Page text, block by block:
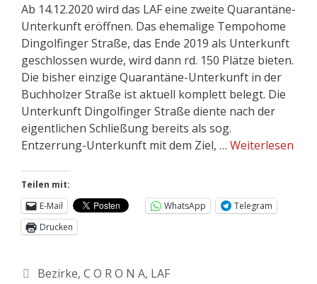
Ab 14.12.2020 wird das LAF eine zweite Quarantäne-
Unterkunft eröffnen. Das ehemalige Tempohome
Dingolfinger Straße, das Ende 2019 als Unterkunft
geschlossen wurde, wird dann rd. 150 Plätze bieten.
Die bisher einzige Quarantäne-Unterkunft in der
Buchholzer Straße ist aktuell komplett belegt. Die
Unterkunft Dingolfinger Straße diente nach der
eigentlichen Schließung bereits als sog.
Entzerrung-Unterkunft mit dem Ziel, … Weiterlesen
Teilen mit:
E-Mail
WhatsApp
Telegram
Drucken
Bezirke, C O R O N A, LAF